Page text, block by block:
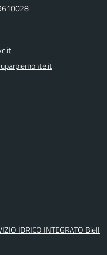
IDRICO INTEGRATO Biell